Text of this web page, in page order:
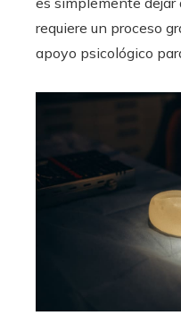
requiere un proceso
apoyo psicológico